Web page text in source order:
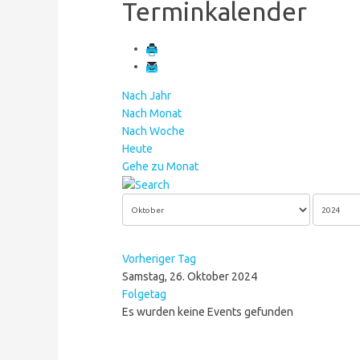
Terminkalender
Nach Jahr
Nach Monat
Nach Woche
Heute
Gehe zu Monat
Vorheriger Tag
Samstag, 26. Oktober 2024
Folgetag
Es wurden keine Events gefunden